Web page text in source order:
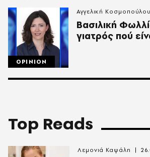
OPINION
Βασιλική
γιατρός πού
Αγγελική Κοσμοπούλου
Top Reads
Λεμονιά Καψάλη